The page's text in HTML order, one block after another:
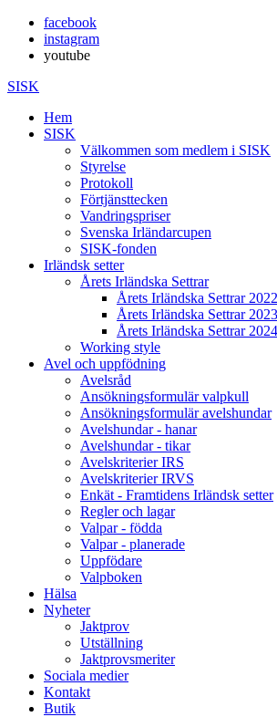
facebook
instagram
youtube
SISK
Hem
SISK
Välkommen som medlem i SISK
Styrelse
Protokoll
Förtjänsttecken
Vandringspriser
Svenska Irländarcupen
SISK-fonden
Irländsk setter
Årets Irländska Settrar
Årets Irländska Settrar 2022
Årets Irländska Settrar 2023
Årets Irländska Settrar 2024
Working style
Avel och uppfödning
Avelsråd
Ansökningsformulär valpkull
Ansökningsformulär avelshundar
Avelshundar - hanar
Avelshundar - tikar
Avelskriterier IRS
Avelskriterier IRVS
Enkät - Framtidens Irländsk setter
Regler och lagar
Valpar - födda
Valpar - planerade
Uppfödare
Valpboken
Hälsa
Nyheter
Jaktprov
Utställning
Jaktprovsmeriter
Sociala medier
Kontakt
Butik